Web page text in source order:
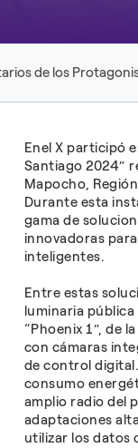
de los
Enel X participó
Santiago 2024”
Mapocho,
Durante esta
gama de
innovadoras
inteligentes.
Entre estas
luminaria
“Phoenix 1”, de
con cámaras
de control
consumo
amplio radio del
adaptaciones
utilizar los datos